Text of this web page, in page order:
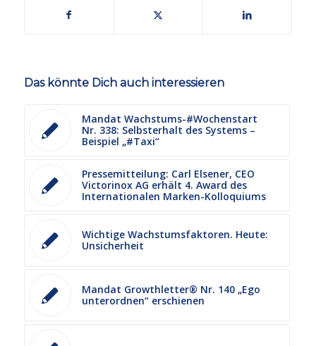
Das könnte Dich auch interessieren
Mandat Wachstums-#Wochenstart
Nr. 338: Selbsterhalt des Systems –
Beispiel „#Taxi“
Pressemitteilung: Carl Elsener, CEO
Victorinox AG erhält 4. Award des
Internationalen Marken-Kolloquiums
Wichtige Wachstumsfaktoren. Heute:
Unsicherheit
Mandat Growthletter® Nr. 140 „Ego
unterordnen“ erschienen